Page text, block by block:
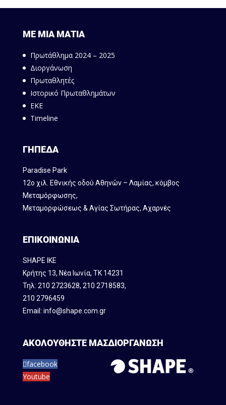
ΜΕ ΜΙΑ ΜΑΤΙΑ
Πρωτάθλημα 2024 – 2025
Διοργάνωση
Πρωταθλητές
Ιστορικό Πρωταθλημάτων
ΕΚΕ
Timeline
ΓΗΠΕΔΑ
Paradise Park
12ο χιλ. Εθνικής οδού Αθηνών – Λαμίας, κόμβος
Mεταμόρφωσης,
Μεταμορφώσεως & Αγίας Σωτήρας, Αχαρνές
ΕΠΙΚΟΙΝΩΝΙΑ
SHAPE IKE
Κρήτης 13, Νέα Ιωνία, ΤΚ 14231
Τηλ: 210 2723628, 210 2718583,
210 2796459
Email: info@shape.com.gr
ΑΚΟΛΟΥΘΗΣΤΕ ΜΑΣ
facebook
Youtube
ΔΙΟΡΓΑΝΩΣΗ